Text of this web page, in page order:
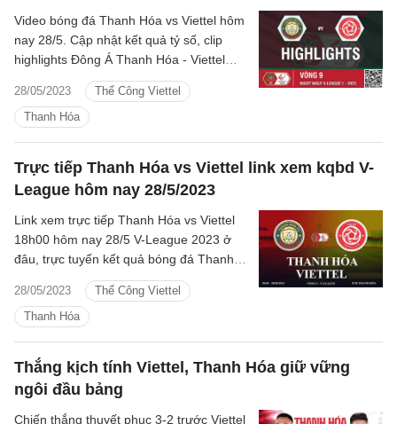
28/05/2023
Thể Công Viettel
Thanh Hóa
Video bóng đá Thanh Hóa vs Viettel hôm
nay 28/5. Cập nhật kết quả tỷ số, clip
highlights Đông Á Thanh Hóa - Viettel
Vòng 9 V.League 2023.
Trực tiếp Thanh Hóa vs Viettel link xem kqbd V-
League hôm nay 28/5/2023
28/05/2023
Thể Công Viettel
Thanh Hóa
Link xem trực tiếp Thanh Hóa vs Viettel
18h00 hôm nay 28/5 V-League 2023 ở
đâu, trực tuyến kết quả bóng đá Thanh
Hóa vs Viettel kênh sóng nào.
Thắng kịch tính Viettel, Thanh Hóa giữ vững
ngôi đầu bảng
Chiến thắng thuyết phục 3-2 trước Viettel